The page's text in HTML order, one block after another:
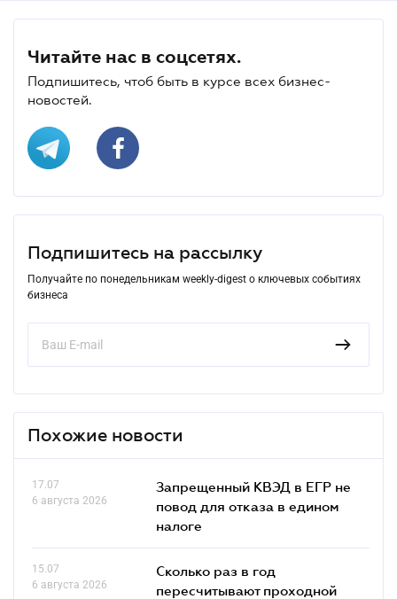
Читайте нас в соцсетях.
Подпишитесь, чтоб быть в курсе всех бизнес-
новостей.
Подпишитесь на рассылку
Получайте по понедельникам weekly-digest о ключевых событиях
бизнеса
Похожие новости
17.07
6 августа 2026
Запрещенный КВЭД в ЕГР не
повод для отказа в едином
налоге
15.07
6 августа 2026
Сколько раз в год
пересчитывают проходной